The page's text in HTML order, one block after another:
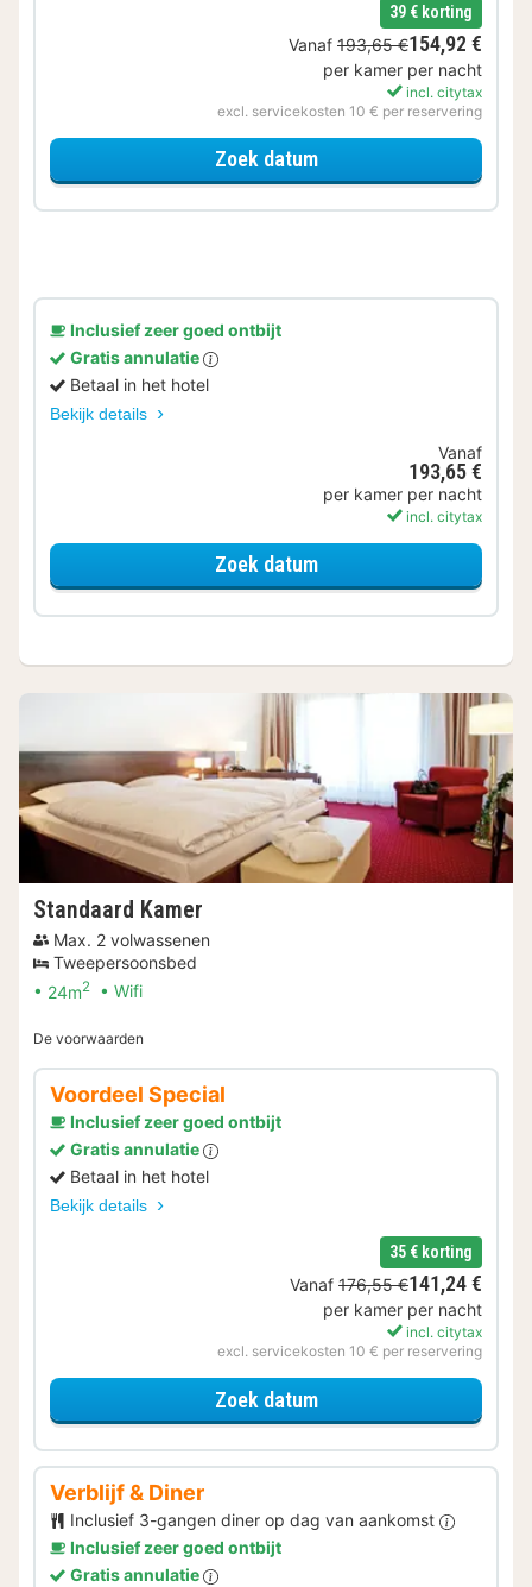
39 € korting
Vanaf 193,65 €154,92 €
per kamer per nacht
incl. citytax
excl. servicekosten 10 € per reservering
Zoek datumvoor Lekker ontspannen
Inclusief zeer goed ontbijt
Gratis annulatie
Betaal in het hotel
Bekijk details
Vanaf
193,65 €
per kamer per nacht
incl. citytax
Zoek datumvoor Comfort kamer
Standaard Kamer
Max. 2 volwassenen
Tweepersoonsbed
24m2 Wifi
De voorwaarden
Voordeel Special
Inclusief zeer goed ontbijt
Gratis annulatie
Betaal in het hotel
Bekijk details
35 € korting
Vanaf 176,55 €141,24 €
per kamer per nacht
incl. citytax
excl. servicekosten 10 € per reservering
Zoek datumvoor Voordeel Special
Verblijf & Diner
Inclusief 3-gangen diner op dag van aankomst
Inclusief zeer goed ontbijt
Gratis annulatie